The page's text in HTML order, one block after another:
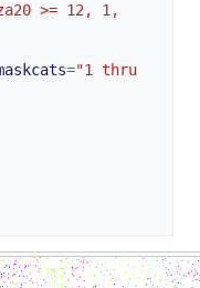
>= 12, 1,
="1 thru